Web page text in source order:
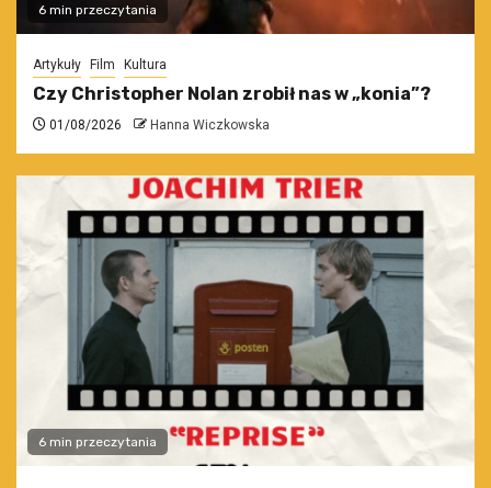
6 min przeczytania
Artykuły Film Kultura
Czy Christopher Nolan zrobił nas w „konia”?
01/08/2026 Hanna Wiczkowska
6 min przeczytania